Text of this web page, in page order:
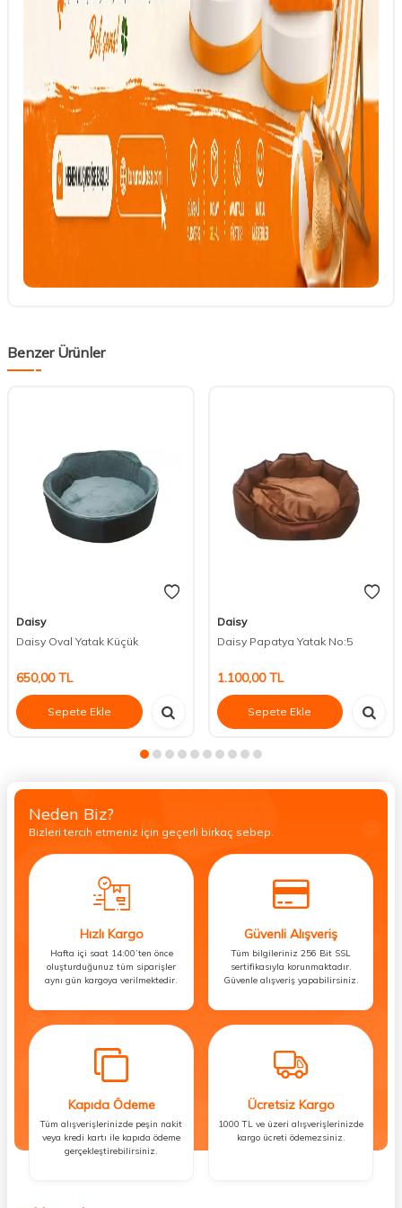
Benzer Ürünler
Daisy
Daisy Oval Yatak Küçük
650,00TL
Sepete Ekle
Daisy
Daisy Papatya Yatak No:5
1.100,00TL
Sepete Ekle
Neden Biz?
Bizleri tercih etmeniz için geçerli birkaç sebep.
Hızlı Kargo
Hafta içi saat 14:00’ten önce
oluşturduğunuz tüm siparişler
aynı gün kargoya verilmektedir.
Güvenli Alışveriş
Tüm bilgileriniz 256 Bit SSL
sertifikasıyla korunmaktadır.
Güvenle alışveriş yapabilirsiniz.
Kapıda Ödeme
Tüm alışverişlerinizde peşin nakit
veya kredi kartı ile kapıda ödeme
gerçekleştirebilirsiniz.
Ücretsiz Kargo
1000 TL ve üzeri alışverişlerinizde
kargo ücreti ödemezsiniz.